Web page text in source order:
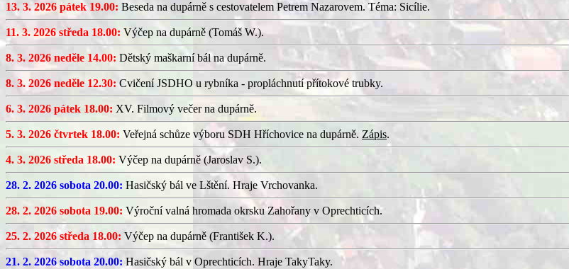
13. 3. 2026 pátek 19.00: Beseda na dupárně s cestovatelem Petrem Nazarovem. Téma: Sicílie.
11. 3. 2026 středa 18.00: Výčep na dupárně (Tomáš W.).
8. 3. 2026 neděle 14.00: Dětský maškarní bál na dupárně.
8. 3. 2026 neděle 12.30: Cvičení JSDHO u rybníka - propláchnutí přítokové trubky.
6. 3. 2026 pátek 18.00: XV. Filmový večer na dupárně.
5. 3. 2026 čtvrtek 18.00: Veřejná schůze výboru SDH Hříchovice na dupárně. Zápis.
4. 3. 2026 středa 18.00: Výčep na dupárně (Jaroslav S.).
28. 2. 2026 sobota 20.00: Hasičský bál ve Lštění. Hraje Vrchovanka.
28. 2. 2026 sobota 19.00: Výroční valná hromada okrsku Zahořany v Oprechticích.
25. 2. 2026 středa 18.00: Výčep na dupárně (František K.).
21. 2. 2026 sobota 20.00: Hasičský bál v Oprechticích. Hraje TakyTaky.